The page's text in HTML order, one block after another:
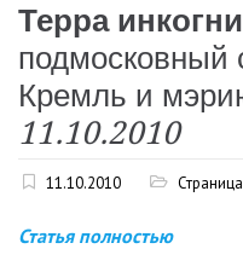
Терра
подмосковный
Кремль и
11.10.2010
11.10.2010
Статья полностью